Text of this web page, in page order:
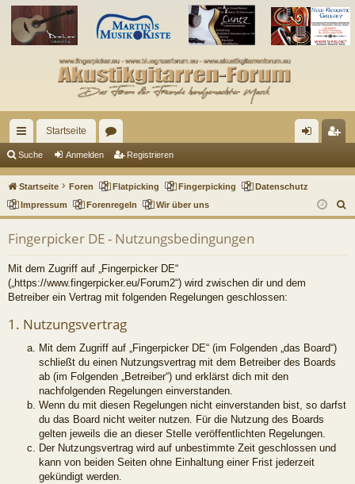
ch
ne
llz
Startseite
en m ist
rie
Suche Anmelden Registrieren
Startseite Foren Flatpicking Fingerpicking
Datenschutz
Impressum
Forenregeln Wir über uns
u
Fingerpicker DE - Nutzungsbedingungen
Mit dem Zugriff auf „Fingerpicker DE“
(„https://www.fingerpicker.eu/Forum2“) wird zwischen dir und dem
Betreiber ein Vertrag mit folgenden Regelungen geschlossen:
1. Nutzungsvertrag
Mit dem Zugriff auf „Fingerpicker DE“ (im Folgenden „das Board“)
schließt du einen Nutzungsvertrag mit dem Betreiber des Boards
ab (im Folgenden „Betreiber“) und erklärst dich mit den
nachfolgenden Regelungen einverstanden.
Wenn du mit diesen Regelungen nicht einverstanden bist, so darfst
du das Board nicht weiter nutzen. Für die Nutzung des Boards
gelten jeweils die an dieser Stelle veröffentlichten Regelungen.
Der Nutzungsvertrag wird auf unbestimmte Zeit geschlossen und
kann von beiden Seiten ohne Einhaltung einer Frist jederzeit
gekündigt werden.